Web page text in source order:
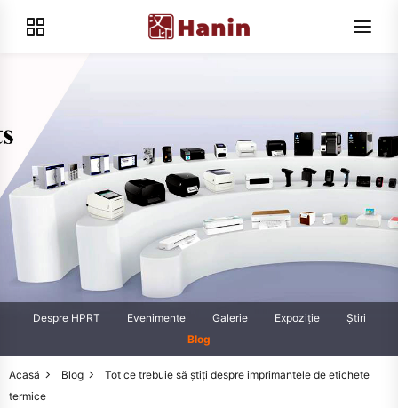
Despre HPRT Evenimente Galerie Expoziţie
Știri
Blog
Acasă Blog
Tot ce trebuie să știți despre imprimantele de etichete
termice